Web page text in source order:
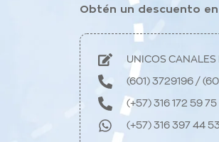
Obtén un descuento
UNICOS
(601) 3729196 /
(+57) 316 172 59 75
(+57) 316 397 44 53